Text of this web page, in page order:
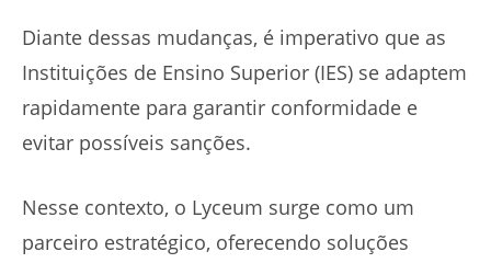
Diante dessas mudanças, é imperativo que as
Instituições de Ensino Superior (IES) se adaptem
rapidamente para garantir conformidade e
evitar possíveis sanções.
Nesse contexto, o Lyceum surge como um
parceiro estratégico, oferecendo soluções